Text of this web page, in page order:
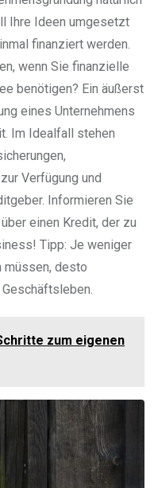
Ihre Ideen umgesetzt
finanziert werden.
wenn Sie finanzielle
benötigen? Ein äußerst
eines Unternehmens
Im Idealfall stehen
Verfügung und
Informieren Sie
einen Kredit, der zu
Tipp: Je weniger
müssen, desto
zum eigenen